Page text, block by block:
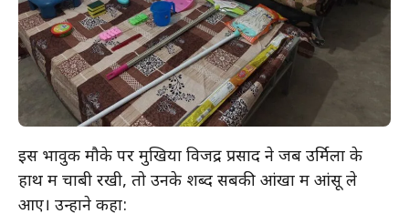
इस भावुक मौके पर मुखिया विजेंद्र प्रसाद ने जब उर्मिला के
हाथ में चाबी रखी, तो उनके शब्द सबकी आंखों में आंसू ले
आए। उन्होंने कहा: